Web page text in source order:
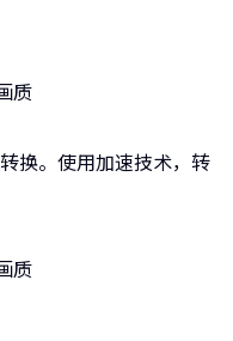
换。使用加速技术，转